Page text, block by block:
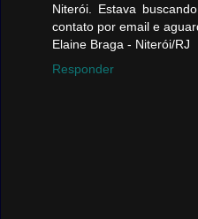
Niterói. Estava
contato por email e
Elaine Braga - Niterói/RJ
Responder